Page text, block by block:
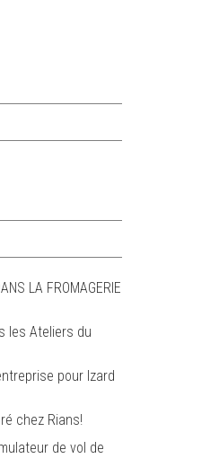
LA FROMAGERIE
les Ateliers du
pour Izard
chez Rians!
de vol de